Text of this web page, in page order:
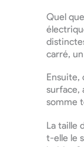
Quel
carré,
Ensuite,
surface,
somme
La taille
t-elle le